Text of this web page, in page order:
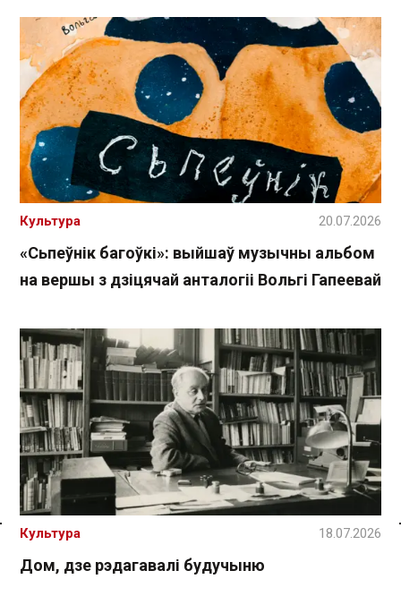
Спасылка без VPN
«Сьпеўнік багоўкі»: выйшаў музычны альбом
на вершы з дзіцячай анталогіі Вольгі Гапеевай
Культура 20.07.2026
Дом, дзе рэдагавалі будучыню
Культура 18.07.2026